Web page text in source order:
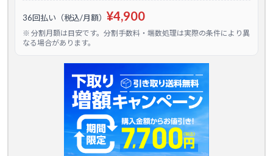
36回払い（税込/月額） ¥4,900
※ 分割月額は目安です。分割手数料・端数処理は実際の条件により異
なる場合があります。